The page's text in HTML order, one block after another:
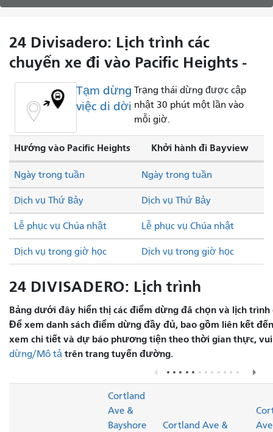
như
nào
24 Divisadero: Lịch trình các
chuyến xe đi vào Pacific Heights -
Tạm dừng
việc di dời
Trạng thái dừng được cập
nhật 30 phút một lần vào
mỗi giờ.
Hướng vào Pacific Heights Khởi hành đi Bayview
Dịch vụ Thứ Bảy Dịch vụ Thứ Bảy
Lễ phục vụ Chúa nhật Lễ phục vụ Chúa nhật
Ngày trong tuần Ngày trong tuần
Dịch vụ trong giờ học Dịch vụ trong giờ học
24 DIVISADERO: Lịch trình
Bảng dưới đây hiển thị các điểm dừng đã chọn và lịch
Để xem danh sách điểm dừng đầy đủ, bao gồm liên kết
xem chi tiết và dự báo phương tiện theo thời gian thực,
dừng/Mô tả trên trang tuyến đường.
Cortland
Ave &
Bayshore
Cortland Ave &